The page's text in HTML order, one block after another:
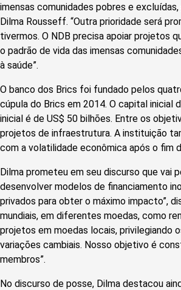
imensas comunidades pobres e
Dilma Rousseff. “Outra prioridade será
tivermos. O NDB precisa apoiar projetos
o padrão de vida das imensas
à saúde”.
O banco dos Brics foi fundado pelos
cúpula do Brics em 2014. O capital inicial
inicial é de US$ 50 bilhões. Entre os
projetos de infraestrutura. A instituição
com a volatilidade econômica após o fim
Dilma prometeu em seu discurso que vai
desenvolver modelos de financiamento
privados para obter o máximo impacto”,
mundiais, em diferentes moedas, como
projetos em moedas locais, privilegiando
variações cambiais. Nosso objetivo é
membros”.
No discurso de posse, Dilma destacou